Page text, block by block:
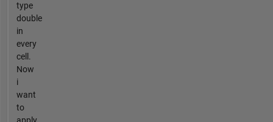
type
double
in
every
cell.
Now
i
want
to